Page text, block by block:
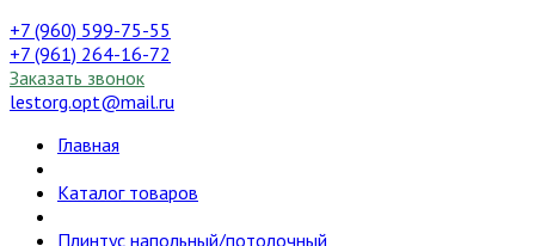
+7 (960) 599-75-55
+7 (961) 264-16-72
Заказать звонок
lestorg.opt@mail.ru
Главная
Каталог товаров
Плинтус напольный/потолочный